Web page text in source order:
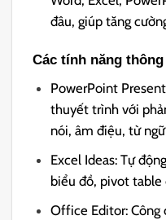
đâu, giúp tăng
Các tính năng
PowerPoint
thuyết trình với
nói, âm điệu, từ
Excel Ideas: Tự
biểu đồ, pivot
Office Editor: